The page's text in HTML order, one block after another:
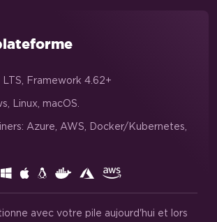
LTS, Framework 4.62+
Linux, macOS.
Azure, AWS, Docker/Kubernetes,
avec votre pile aujourd'hui et lors